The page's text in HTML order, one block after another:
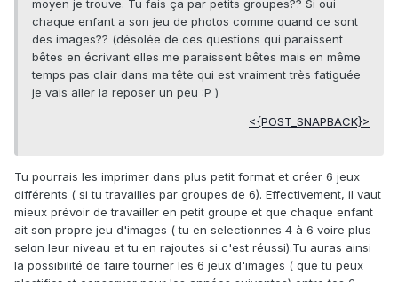
moyen je trouve. Tu fais ça par petits groupes?? Si oui
chaque enfant a son jeu de photos comme quand ce sont
des images?? (désolée de ces questions qui paraissent
bêtes en écrivant elles me paraissent bêtes mais en même
temps pas clair dans ma tête qui est vraiment très fatiguée
je vais aller la reposer un peu :P )
<{POST_SNAPBACK}>
Tu pourrais les imprimer dans plus petit format et créer 6 jeux
différents ( si tu travailles par groupes de 6). Effectivement, il vaut
mieux prévoir de travailler en petit groupe et que chaque enfant
ait son propre jeu d'images ( tu en selectionnes 4 à 6 voire plus
selon leur niveau et tu en rajoutes si c'est réussi).Tu auras ainsi
la possibilité de faire tourner les 6 jeux d'images ( que tu peux